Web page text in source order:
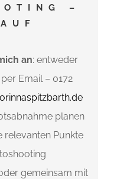
–
an: entweder
Email – 0172
planen
relevanten Punkte
gemeinsam mit